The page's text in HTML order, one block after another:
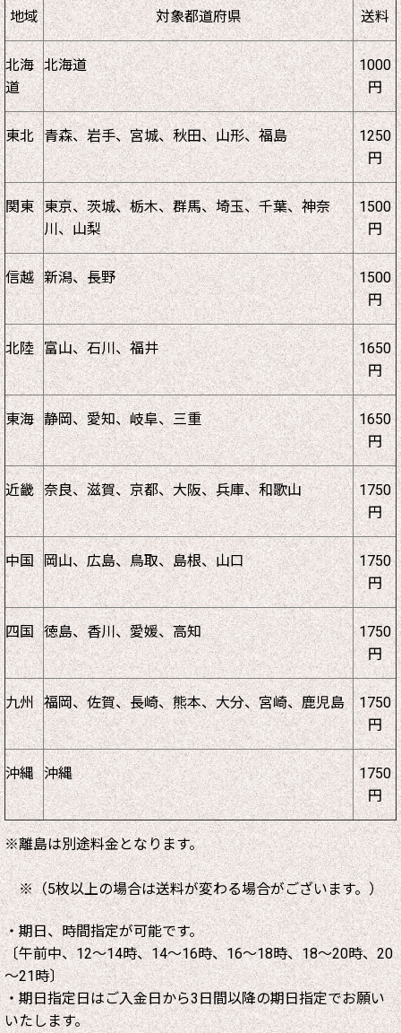
地域 対象都道府県 送料
北海
道
北海道
1000
円
東北 青森、岩手、宮城、秋田、山形、福島
1250
円
関東 東京、茨城、栃木、群馬、埼玉、千葉、神奈
川、山梨
1500
円
信越 新潟、長野
1500
円
北陸 富山、石川、福井
1650
円
東海 静岡、愛知、岐阜、三重
1650
円
近畿 奈良、滋賀、京都、大阪、兵庫、和歌山
1750
円
中国 岡山、広島、鳥取、島根、山口
1750
円
四国 徳島、香川、愛媛、高知
1750
円
九州 福岡、佐賀、長崎、熊本、大分、宮崎、鹿児島
1750
円
沖縄 沖縄
1750
円
※離島は別途料金となります。
※（5枚以上の場合は送料が変わる場合がございます。）
・期日、時間指定が可能です。
〔午前中、12～14時、14～16時、16～18時、18～20時、20
～21時〕
・期日指定日はご入金日から3日間以降の期日指定でお願い
いたします。